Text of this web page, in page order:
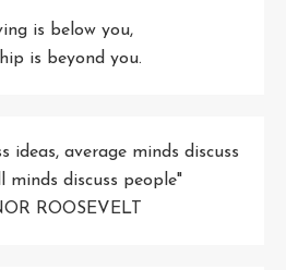
is below you,
is beyond you.
ideas, average minds discuss
minds discuss people"
ROOSEVELT